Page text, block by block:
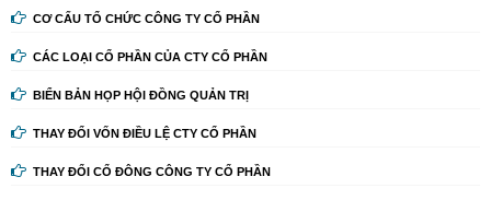
CƠ CẤU TỔ CHỨC CÔNG TY CỔ PHẦN
CÁC LOẠI CỔ PHẦN CỦA CTY CỔ PHẦN
BIỂN BẢN HỌP HỘI ĐỒNG QUẢN TRỊ
THAY ĐỔI VỐN ĐIỀU LỆ CTY CỔ PHẦN
THAY ĐỔI CỔ ĐÔNG CÔNG TY CỔ PHẦN